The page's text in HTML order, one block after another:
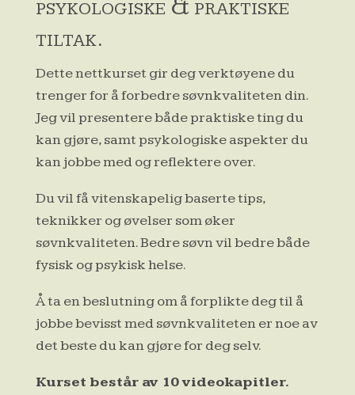
psykologiske & praktiske
tiltak.
Dette nettkurset gir deg verktøyene du
trenger for å forbedre søvnkvaliteten din.
Jeg vil presentere både praktiske ting du
kan gjøre, samt psykologiske aspekter du
kan jobbe med og reflektere over.
Du vil få vitenskapelig baserte tips,
teknikker og øvelser som øker
søvnkvaliteten. Bedre søvn vil bedre både
fysisk og psykisk helse.
Å ta en beslutning om å forplikte deg til å
jobbe bevisst med søvnkvaliteten er noe av
det beste du kan gjøre for deg selv.
Kurset består av 10 videokapitler.